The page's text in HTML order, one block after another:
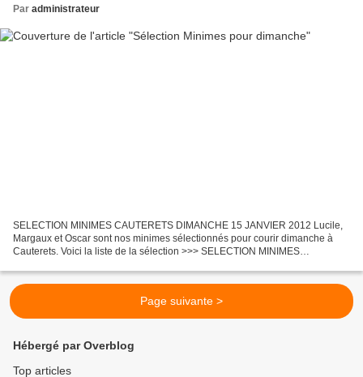
Par administrateur
SELECTION MINIMES CAUTERETS DIMANCHE 15 JANVIER 2012 Lucile,
Margaux et Oscar sont nos minimes sélectionnés pour courir dimanche à
Cauterets. Voici la liste de la sélection >>> SELECTION MINIMES
Page suivante >
Hébergé par Overblog
Top articles